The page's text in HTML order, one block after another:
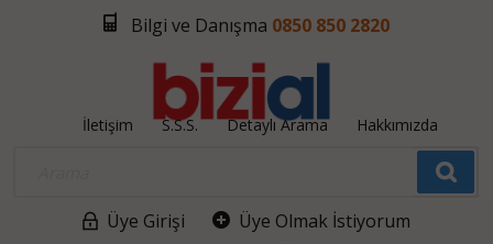
Bilgi ve Danışma 0850 850 2820
İletişim S.S.S. Detaylı Arama Hakkımızda
Üye Girişi Üye Olmak İstiyorum